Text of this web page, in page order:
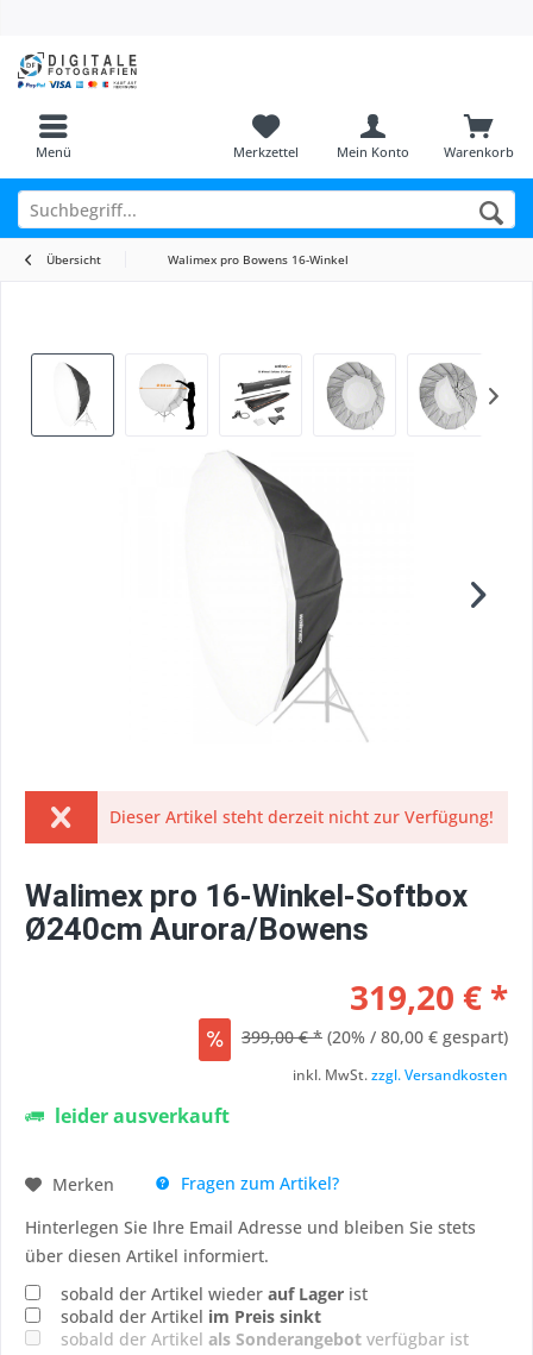
Menü Warenkorb
Merkzettel Mein Konto
Übersicht Walimex pro Bowens 16-Winkel
Dieser Artikel steht derzeit nicht zur Verfügung!
Walimex pro 16-Winkel-Softbox
Ø240cm Aurora/Bowens
319,20 € *
399,00 € * (20% / 80,00 € gespart)
inkl. MwSt.zzgl. Versandkosten
leider ausverkauft
Merken
Fragen zum Artikel?
Hinterlegen Sie Ihre Email Adresse und bleiben Sie stets
über diesen Artikel informiert.
sobald der Artikel wieder auf Lager ist
sobald der Artikel im Preis sinkt
sobald der Artikel als Sonderangebot verfügbar ist